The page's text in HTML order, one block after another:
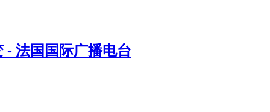
- 法国国际广播电台